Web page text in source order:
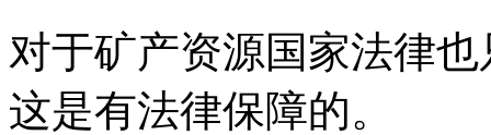
对于矿产资源国家法律
这是有法律保障的。